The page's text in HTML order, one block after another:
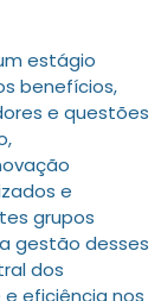
estágio
benefícios,
e questões
e
grupos
gestão desses
dos
eficiência nos